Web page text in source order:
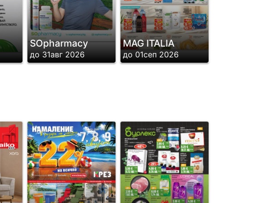
SОpharmacy
до 31авг 2026
MAG ITALIA
до 01сеп 2026